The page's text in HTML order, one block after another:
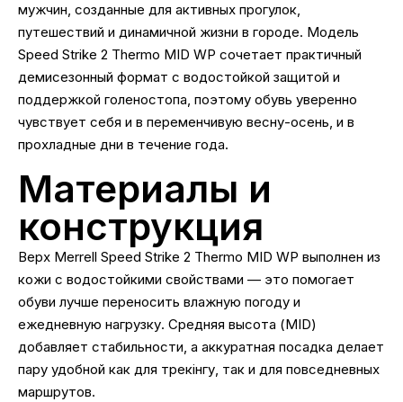
мужчин, созданные для активных прогулок,
путешествий и динамичной жизни в городе. Модель
Speed Strike 2 Thermo MID WP сочетает практичный
демисезонный формат с водостойкой защитой и
поддержкой голеностопа, поэтому обувь уверенно
чувствует себя и в переменчивую весну-осень, и в
прохладные дни в течение года.
Материалы и
конструкция
Верх Merrell Speed Strike 2 Thermo MID WP выполнен из
кожи с водостойкими свойствами — это помогает
обуви лучше переносить влажную погоду и
ежедневную нагрузку. Средняя высота (MID)
добавляет стабильности, а аккуратная посадка делает
пару удобной как для трекінгу, так и для повседневных
маршрутов.